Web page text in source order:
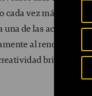
cada vez más ágil y
una de las
al rendimiento
brille por su